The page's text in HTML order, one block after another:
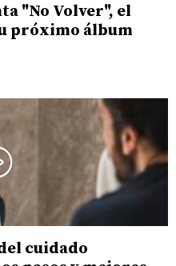
"No Volver", el
próximo álbum
cuidado